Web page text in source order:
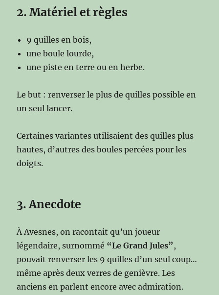
2. Matériel et règles
9 quilles en bois,
une boule lourde,
une piste en terre ou en herbe.
Le but : renverser le plus de quilles possible en
un seul lancer.
Certaines variantes utilisaient des quilles plus
hautes, d’autres des boules percées pour les
doigts.
3. Anecdote
À Avesnes, on racontait qu’un joueur
légendaire, surnommé “Le Grand Jules” ,
pouvait renverser les 9 quilles d’un seul coup…
même après deux verres de genièvre. Les
anciens en parlent encore avec admiration.